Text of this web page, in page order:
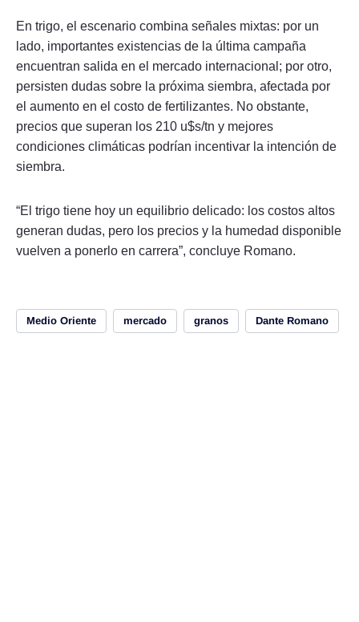
En trigo, el escenario combina señales mixtas: por un
lado, importantes existencias de la última campaña
encuentran salida en el mercado internacional; por otro,
persisten dudas sobre la próxima siembra, afectada por
el aumento en el costo de fertilizantes. No obstante,
precios que superan los 210 u$s/tn y mejores
condiciones climáticas podrían incentivar la intención de
siembra.
“El trigo tiene hoy un equilibrio delicado: los costos altos
generan dudas, pero los precios y la humedad disponible
vuelven a ponerlo en carrera”, concluye Romano.
Medio Oriente mercado granos Dante Romano